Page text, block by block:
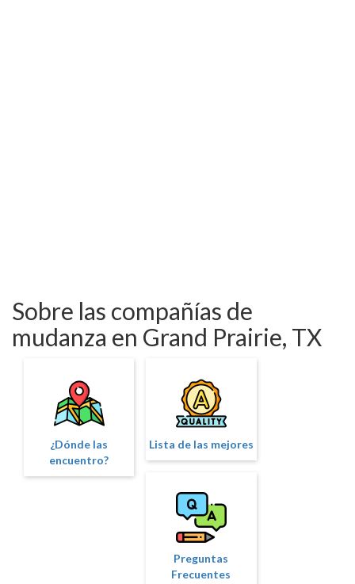
Sobre las compañías de
mudanza en Grand Prairie, TX
¿Dónde las
encuentro?
Lista de las mejores
Preguntas
Frecuentes